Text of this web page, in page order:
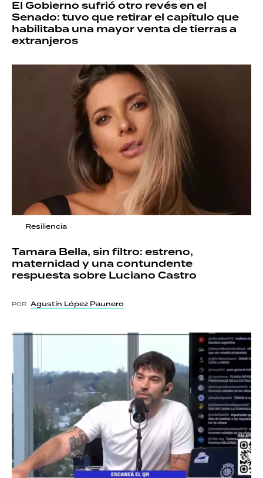
El Gobierno sufrió otro revés en el
Senado: tuvo que retirar el capítulo que
habilitaba una mayor venta de tierras a
extranjeros
Resiliencia
Tamara Bella, sin filtro: estreno,
maternidad y una contundente
respuesta sobre Luciano Castro
POR Agustín López Paunero